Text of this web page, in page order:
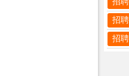
招聘
招聘